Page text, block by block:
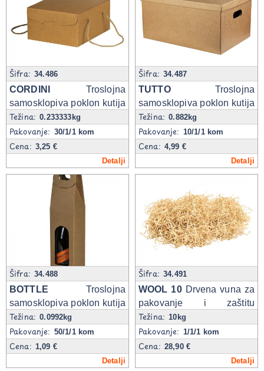
Šifra:34.486
CORDINI
Troslojna
samosklopiva poklon kutija
sa ručkama
Težina:0.233333kg
Pakovanje: 30/1/1 kom
Cena: 3,25 €
Detalji
Šifra:34.487
TUTTOTroslojna
samosklopiva poklon kutija
sa poklopcem
Težina:0.882kg
Pakovanje: 10/1/1 kom
Cena: 4,99 €
Detalji
Šifra:34.488
BOTTLE Troslojna
samosklopiva poklon kutija
za flašu
Težina:0.0992kg
Pakovanje: 50/1/1 kom
Cena: 1,09 €
Detalji
Šifra:34.491
WOOL 10Drvena vuna za
pakovanje i zaštitu
proizvoda, 10 kg
Težina:10kg
Pakovanje: 1/1/1 kom
Cena: 28,90 €
Detalji